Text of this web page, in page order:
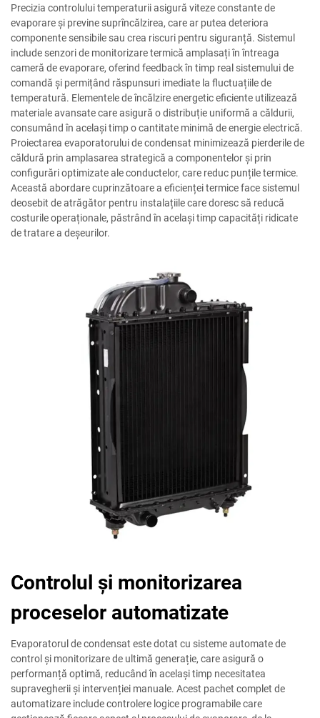
Precizia controlului temperaturii asigură viteze constante de
evaporare și previne suprîncălzirea, care ar putea deteriora
componente sensibile sau crea riscuri pentru siguranță. Sistemul
include senzori de monitorizare termică amplasați în întreaga
cameră de evaporare, oferind feedback în timp real sistemului de
comandă și permițând răspunsuri imediate la fluctuațiile de
temperatură. Elementele de încălzire energetic eficiente utilizează
materiale avansate care asigură o distribuție uniformă a căldurii,
consumând în același timp o cantitate minimă de energie electrică.
Proiectarea evaporatorului de condensat minimizează pierderile de
căldură prin amplasarea strategică a componentelor și prin
configurări optimizate ale conductelor, care reduc punțile termice.
Această abordare cuprinzătoare a eficienței termice face sistemul
deosebit de atrăgător pentru instalațiile care doresc să reducă
costurile operaționale, păstrând în același timp capacități ridicate
de tratare a deșeurilor.
Controlul și monitorizarea
proceselor automatizate
Evaporatorul de condensat este dotat cu sisteme automate de
control și monitorizare de ultimă generație, care asigură o
performanță optimă, reducând în același timp necesitatea
supravegherii și intervenției manuale. Acest pachet complet de
automatizare include controlere logice programabile care